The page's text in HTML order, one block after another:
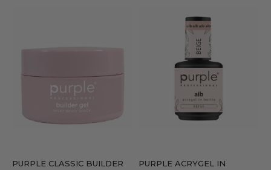
PURPLE CLASSIC BUILDER
PURPLE ACRYGEL IN